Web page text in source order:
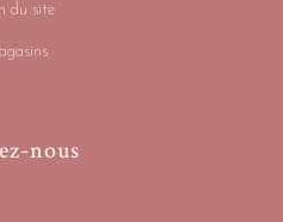
du site
nous